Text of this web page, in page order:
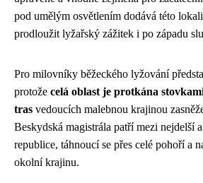
pod umělým osvětlením dodává této
prodloužit lyžařský zážitek i po západu
Pro milovníky běžeckého lyžování
protože celá oblast je protkána
tras vedoucích malebnou krajinou
Beskydská magistrála patří mezi nejdelší
republice, táhnoucí se přes celé pohoří a
okolní krajinu.